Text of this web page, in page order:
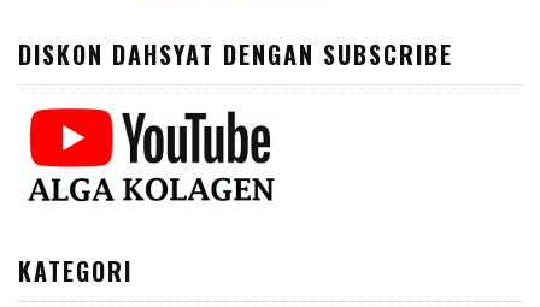
DISKON DAHSYAT DENGAN SUBSCRIBE
KATEGORI